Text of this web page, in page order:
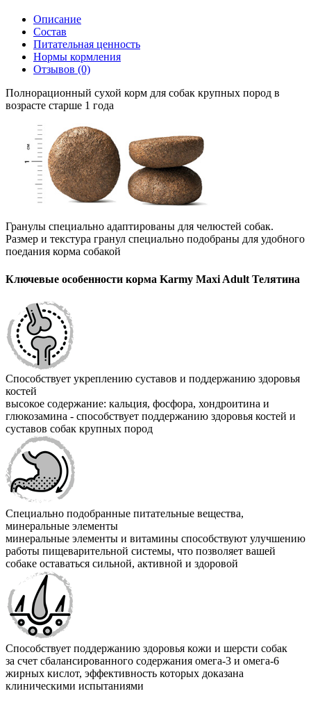
Описание
Состав
Питательная ценность
Нормы кормления
Отзывов (0)
Полнорационный сухой корм для собак крупных пород в
возрасте старше 1 года
Гранулы специально адаптированы для челюстей собак.
Размер и текстура гранул специально подобраны для удобного
поедания корма собакой
Ключевые особенности корма Karmy Maxi Adult Телятина
Способствует укреплению суставов и поддержанию здоровья
костей
высокое содержание: кальция, фосфора, хондроитина и
глюкозамина - способствует поддержанию здоровья костей и
суставов собак крупных пород
Специально подобранные питательные вещества,
минеральные элементы
минеральные элементы и витамины способствуют улучшению
работы пищеварительной системы, что позволяет вашей
собаке оставаться сильной, активной и здоровой
Способствует поддержанию здоровья кожи и шерсти собак
за счет сбалансированного содержания омега-3 и омега-6
жирных кислот, эффективность которых доказана
клиническими испытаниями